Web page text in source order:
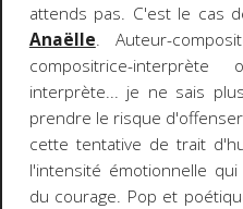
attends pas. C'est le cas
Anaëlle. Auteur-
compositrice-interprète
interprète... je ne sais
prendre le risque
cette tentative de trait
l'intensité émotionnelle
du courage. Pop et